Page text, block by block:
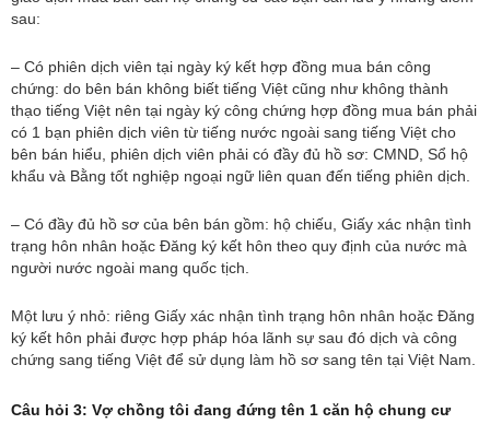
sau:
– Có phiên dịch viên tại ngày ký kết hợp đồng mua bán công
chứng: do bên bán không biết tiếng Việt cũng như không thành
thạo tiếng Việt nên tại ngày ký công chứng hợp đồng mua bán phải
có 1 bạn phiên dịch viên từ tiếng nước ngoài sang tiếng Việt cho
bên bán hiểu, phiên dịch viên phải có đầy đủ hồ sơ: CMND, Sổ hộ
khẩu và Bằng tốt nghiệp ngoại ngữ liên quan đến tiếng phiên dịch.
– Có đầy đủ hồ sơ của bên bán gồm: hộ chiếu, Giấy xác nhận tình
trạng hôn nhân hoặc Đăng ký kết hôn theo quy định của nước mà
người nước ngoài mang quốc tịch.
Một lưu ý nhỏ: riêng Giấy xác nhận tình trạng hôn nhân hoặc Đăng
ký kết hôn phải được hợp pháp hóa lãnh sự sau đó dịch và công
chứng sang tiếng Việt để sử dụng làm hồ sơ sang tên tại Việt Nam.
Câu hỏi 3: Vợ chồng tôi đang đứng tên 1 căn hộ chung cư